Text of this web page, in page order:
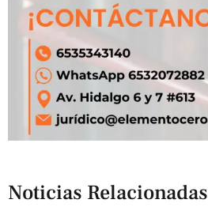
Noticias Relacionadas